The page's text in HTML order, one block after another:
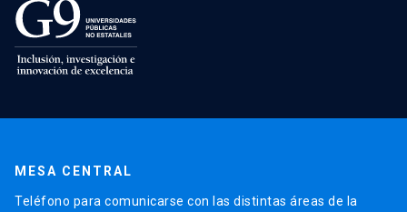
MESA CENTRAL
Teléfono para comunicarse con las distintas áreas de la